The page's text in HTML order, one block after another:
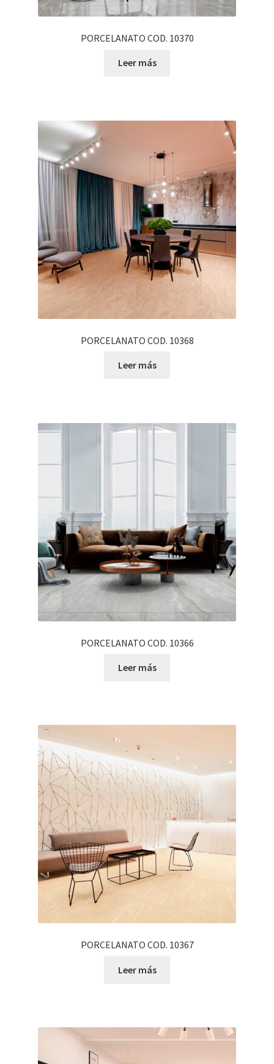
PORCELANATO COD. 10370
Leer más
PORCELANATO COD. 10368
Leer más
PORCELANATO COD. 10366
Leer más
PORCELANATO COD. 10367
Leer más